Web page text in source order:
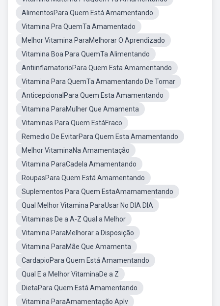
AlimentosPara Quem Está Amamentando
Vitamina Pra QuemTa Amamentado
Melhor Vitamina ParaMelhorar O Aprendizado
Vitamina Boa Para QuemTa Alimentando
AntiinflamatorioPara Quem Esta Amamentando
Vitamina Para QuemTa Amamentando De Tomar
AnticepcionalPara Quem Esta Amamentando
Vitamina ParaMulher Que Amamenta
Vitaminas Para Quem EstáFraco
Remedio De EvitarPara Quem Esta Amamentando
Melhor VitaminaNa Amamentação
Vitamina ParaCadela Amamentando
RoupasPara Quem Está Amamentando
Suplementos Para Quem EstaAmamamentando
Qual Melhor Vitamina ParaUsar No DIA DIA
Vitaminas De a A-Z Qual a Melhor
Vitamina ParaMelhorar a Disposição
Vitamina ParaMãe Que Amamenta
CardapioPara Quem Está Amamentando
Qual E a Melhor VitaminaDe a Z
DietaPara Quem Está Amamentando
Vitamina ParaAmamentação Aplv